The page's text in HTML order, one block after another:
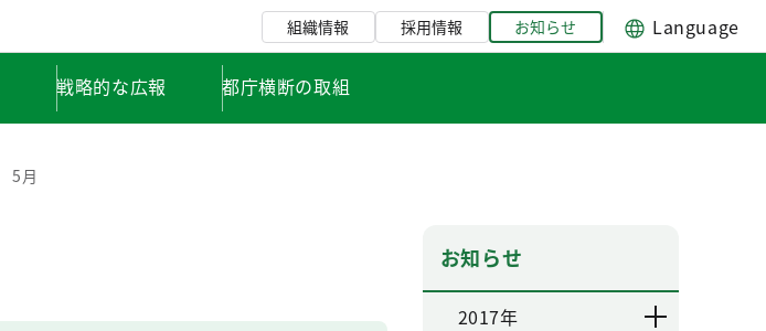
組織情報 採用情報 お知らせ Language
戦略的な広報 都庁横断の取組
5月
お知らせ
2017年